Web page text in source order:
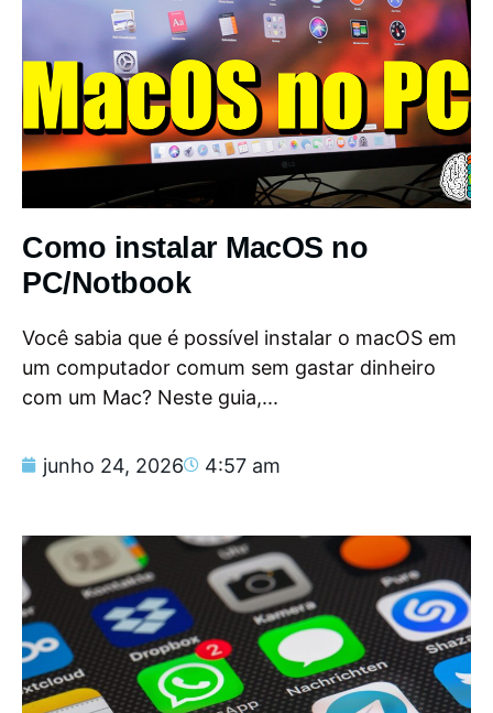
Como instalar MacOS no
PC/Notbook
Você sabia que é possível instalar o macOS em
um computador comum sem gastar dinheiro
com um Mac? Neste guia,...
junho 24, 2026 4:57 am